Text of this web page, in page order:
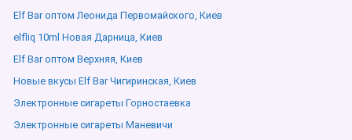
Elf Bar оптом Леонида Первомайского, Киев
elfliq 10ml Новая Дарница, Киев
Elf Bar оптом Верхняя, Киев
Новые вкусы Elf Bar Чигиринская, Киев
Электронные сигареты Горностаевка
Электронные сигареты Маневичи